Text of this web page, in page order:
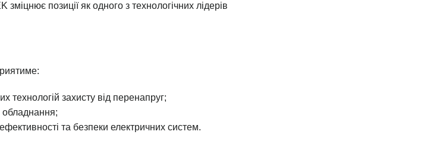
позиції як одного з технологічних лідерів
технологій захисту від перенапруг;
обладнання;
та безпеки електричних систем.